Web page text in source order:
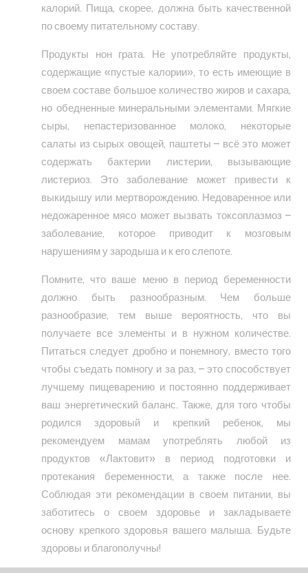
калорий. Пища, скорее, должна быть качественной
по своему питательному составу.
Продукты нон грата. Не употребляйте продукты,
содержащие «пустые калории», то есть имеющие в
своем составе большое количество жиров и сахара,
но обедненные минеральными элементами. Мягкие
сыры, непастеризованное молоко, некоторые
салаты из сырых овощей, паштеты – всё это может
содержать бактерии листерии, вызывающие
листериоз. Это заболевание может привести к
выкидышу или мертворождению. Недоваренное или
недожаренное мясо может вызвать токсоплазмоз –
заболевание, которое приводит к мозговым
нарушениям у зародыша и к его слепоте.
Помните, что ваше меню в период беременности
должно быть разнообразным. Чем больше
разнообразие, тем выше вероятность, что вы
получаете все элементы и в нужном количестве.
Питаться следует дробно и понемногу, вместо того
чтобы съедать помногу и за раз, – это способствует
лучшему пищеварению и постоянно поддерживает
ваш энергетический баланс. Также, для того чтобы
родился здоровый и крепкий ребенок, мы
рекомендуем мамам употреблять любой из
продуктов «Лактовит» в период подготовки и
протекания беременности, а также после нее.
Соблюдая эти рекомендации в своем питании, вы
заботитесь о своем здоровье и закладываете
основу крепкого здоровья вашего малыша. Будьте
здоровы и благополучны!